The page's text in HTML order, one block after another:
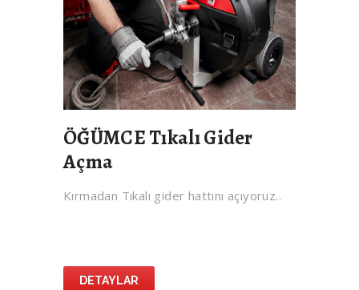
ÖĞÜMCE Tıkalı Gider
Açma
Kırmadan Tıkalı gider hattını açıyoruz..
DETAYLAR